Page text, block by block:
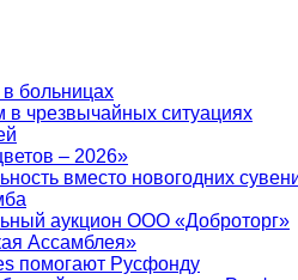
больницах
чрезвычайных ситуациях
– 2026»
вместо новогодних
аукцион ООО «Доброторг»
Ассамблея»
помогают Русфонду